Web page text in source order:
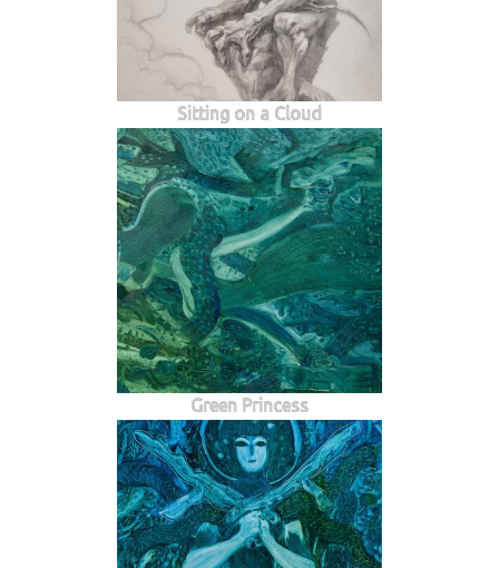
Sitting on a Cloud
Green Princess